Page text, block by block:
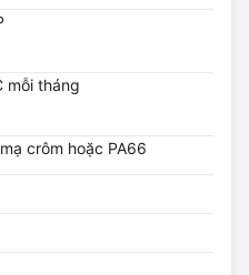
mỗi tháng
crôm hoặc PA66